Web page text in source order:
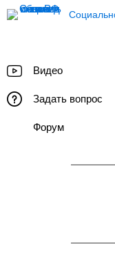
Видео
Задать вопрос
Форум